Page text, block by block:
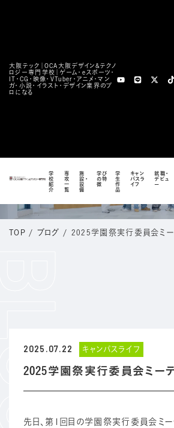
大阪テック｜OCA⼤阪デザイン&テクノ
ロジー専⾨学校｜ゲーム・eスポーツ・
IT・CG・映像・VTuber・アニメ・マン
ガ・小説・イラスト・デザイン業界のプ
ロになる
学
校
紹
介
専
攻
一
覧
施
設・
設
備
学び
の特
徴
学
生
作
品
キャン
パスラ
イフ
就職・
デビュ
ー
BLOG
公式ブログ
TOP / ブログ / 2025学園祭実行委員会ミー
2025.07.22 キャンパスライフ
2025学園祭実行委員会ミー
先日、第1回目の学園祭実行委員会ミー